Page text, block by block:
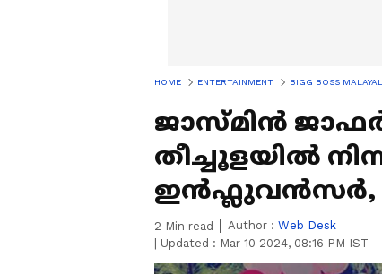
HOME ENTERTAINMENT BIGG BOSS
ജാസ്മിന്‍
തീച്ചൂളയില്‍
ഇന്‍ഫ്ലുവന്‍സര്‍,
2 Min read Author : Web Desk
Updated : Mar 10 2024, 08:16 PM IST